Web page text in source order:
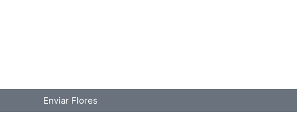
Enviar Flores